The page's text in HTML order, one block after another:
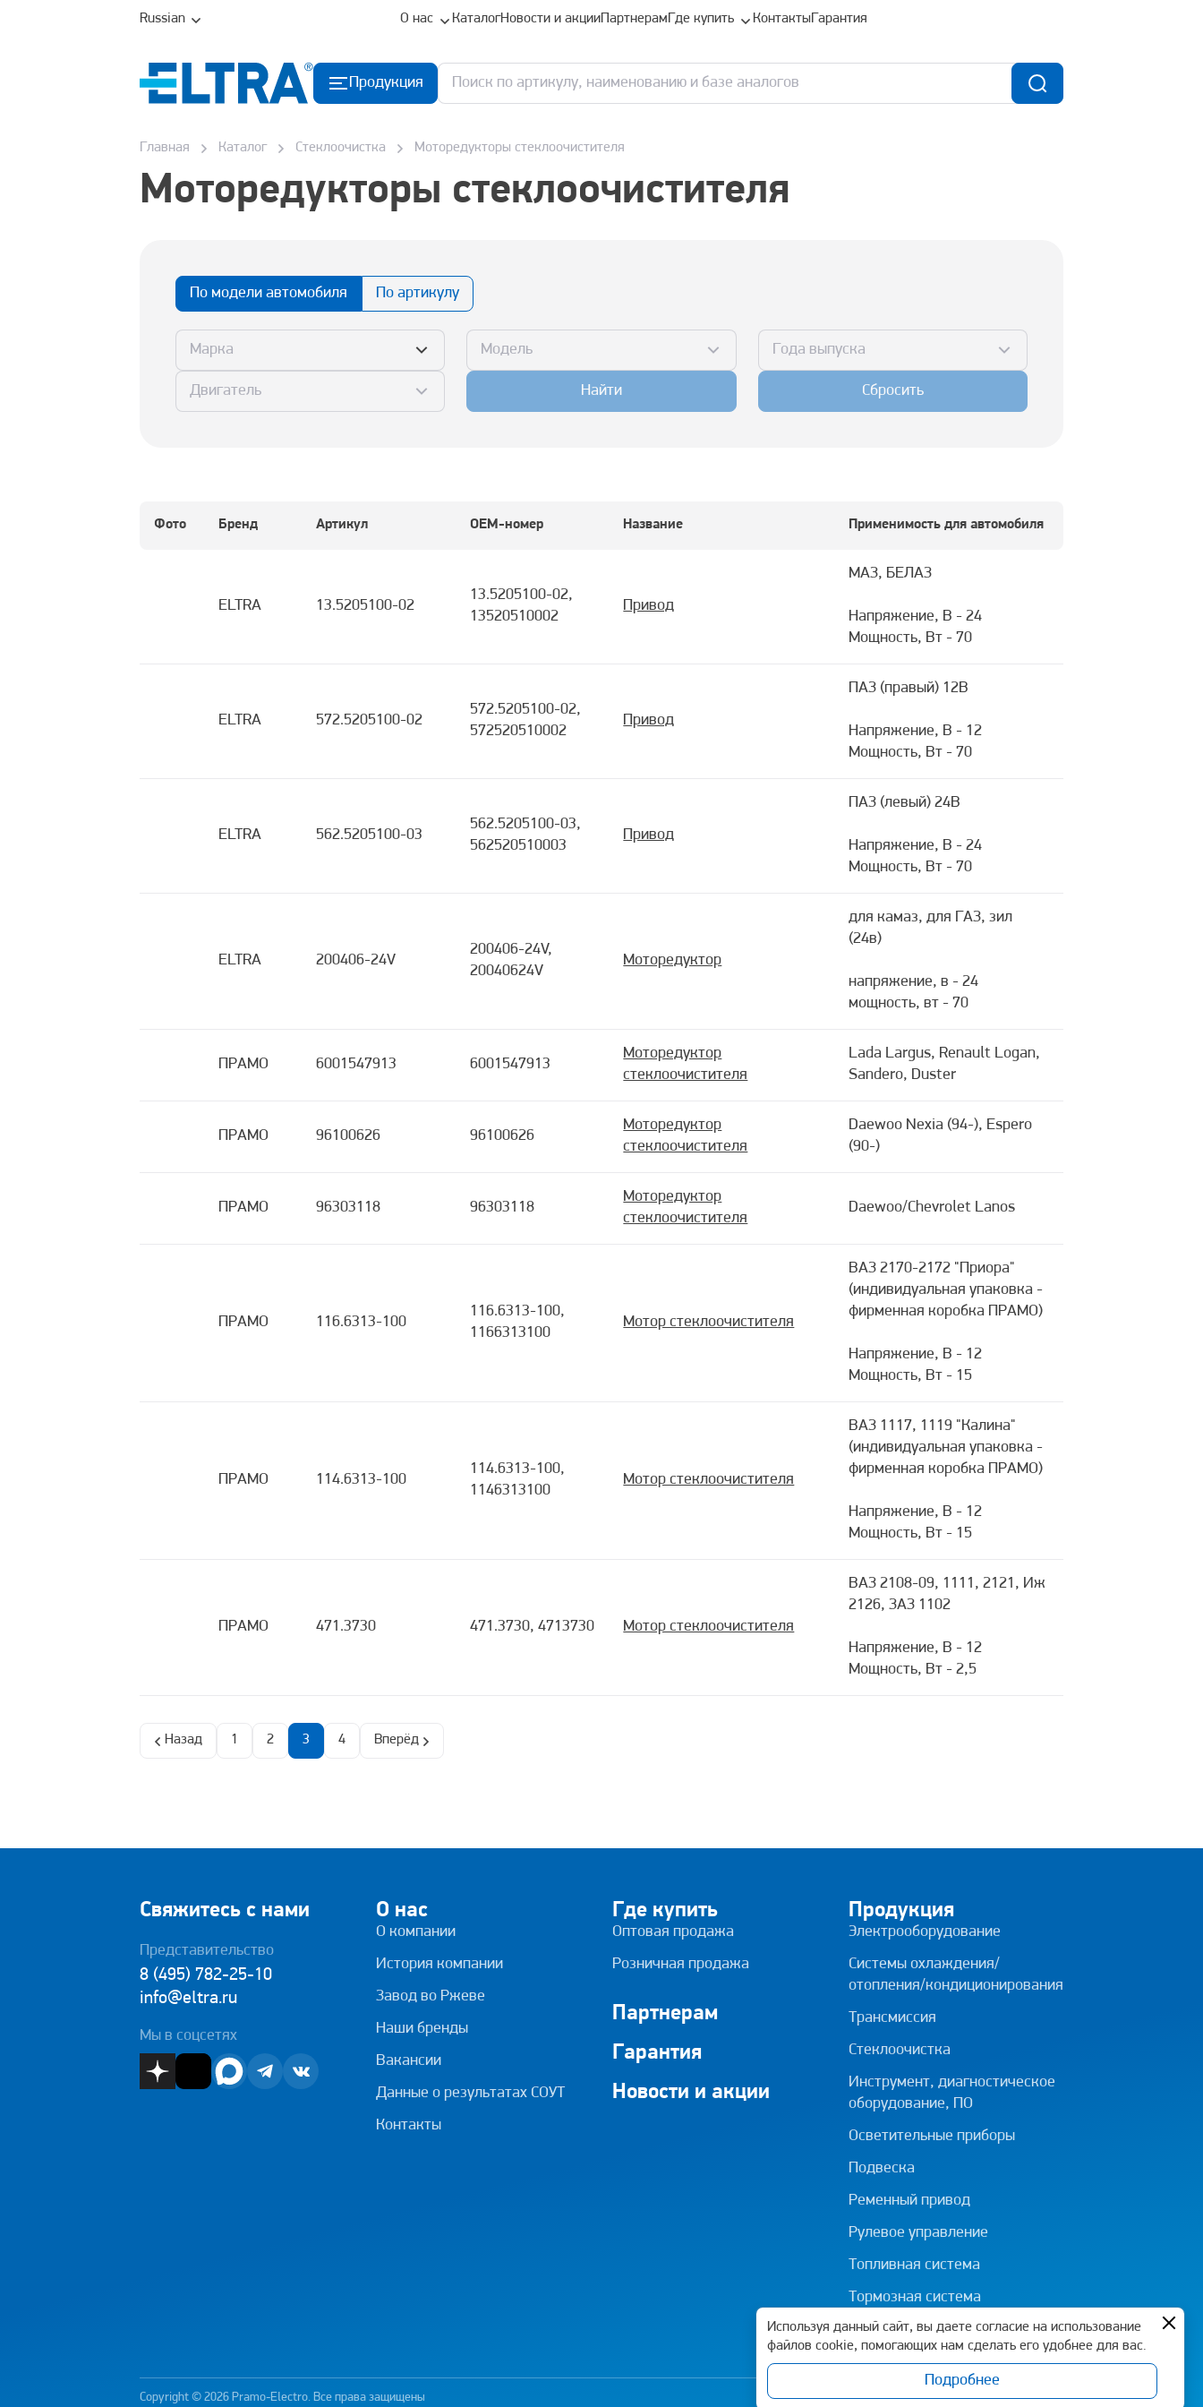
Russian О нас КаталогНовости и акцииПартнерам Где купить КонтактыГарантия
Продукция
Главная Каталог Стеклоочистка Моторедукторы стеклоочистителя
Моторедукторы стеклоочистителя
По модели автомобиля По артикулу
Марка Модель Года выпуска
Двигатель Найти Сбросить
Фото Бренд Артикул OEM-номер Название Применимость для автомобиля
ELTRA 13.5205100-02
13.5205100-02,
13520510002
Привод
МАЗ, БЕЛАЗ
Напряжение, В - 24
Мощность, Вт - 70
ELTRA 572.5205100-02
572.5205100-02,
572520510002
Привод
ПАЗ (правый) 12В
Напряжение, В - 12
Мощность, Вт - 70
ELTRA 562.5205100-03
562.5205100-03,
562520510003
Привод
ПАЗ (левый) 24В
Напряжение, В - 24
Мощность, Вт - 70
ELTRA 200406-24V
200406-24V,
20040624V
Моторедуктор
для камаз, для ГАЗ, зил
(24в)
напряжение, в - 24
мощность, вт - 70
ПРАМО 6001547913 6001547913
Моторедуктор
стеклоочистителя
Lada Largus, Renault Logan,
Sandero, Duster
ПРАМО 96100626 96100626
Моторедуктор
стеклоочистителя
Daewoo Nexia (94-), Espero
(90-)
ПРАМО 96303118 96303118
Моторедуктор
стеклоочистителя
Daewoo/Chevrolet Lanos
ПРАМО 116.6313-100
116.6313-100,
1166313100
Мотор стеклоочистителя
ВАЗ 2170-2172 "Приора"
(индивидуальная упаковка -
фирменная коробка ПРАМО)
Напряжение, В - 12
Мощность, Вт - 15
ПРАМО 114.6313-100
114.6313-100,
1146313100
Мотор стеклоочистителя
ВАЗ 1117, 1119 "Калина"
(индивидуальная упаковка -
фирменная коробка ПРАМО)
Напряжение, В - 12
Мощность, Вт - 15
ПРАМО 471.3730 471.3730, 4713730 Мотор стеклоочистителя
ВАЗ 2108-09, 1111, 2121, Иж
2126, ЗАЗ 1102
Напряжение, В - 12
Мощность, Вт - 2,5
Назад 1 2 3 4 Вперёд
Свяжитесь с нами
Представительство
8 (495) 782-25-10
info@eltra.ru
Мы в соцсетях
О нас
О компании
История компании
Завод во Ржеве
Наши бренды
Вакансии
Данные о результатах СОУТ
Контакты
Где купить
Оптовая продажа
Розничная продажа
Партнерам
Гарантия
Новости и акции
Продукция
Электрооборудование
Системы охлаждения/
отопления/кондиционирования
Трансмиссия
Стеклоочистка
Инструмент, диагностическое
оборудование, ПО
Осветительные приборы
Подвеска
Ременный привод
Рулевое управление
Топливная система
Тормозная система
Copyright © 2026 Pramo-Electro. Все права защищены Политика конфиденциальности
Используя данный сайт, вы даете согласие на использование
файлов cookie, помогающих нам сделать его удобнее для вас.
Подробнее